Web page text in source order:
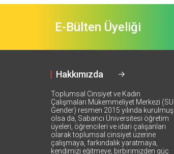
E-Bülten Üyeliği
Hakkımızda
Toplumsal Cinsiyet ve Kadın
Çalışmaları Mükemmeliyet Merkezi (SU
Gender) resmen 2015 yılında kurulmuş
olsa da, Sabancı Üniversitesi öğretim
üyeleri, öğrencileri ve idari çalışanları
olarak toplumsal cinsiyet üzerine
çalışmaya, farkındalık yaratmaya,
kendimizi eğitmeye, birbirimizden güç